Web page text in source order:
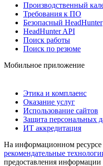
Производственный
Требования к ПО
Безопасный HeadHunter
HeadHunter API
Поиск работы
Поиск по резюме
Мобильное приложение
Этика и комплаенс
Оказание услуг
Использование сайтов
Защита персональных
ИТ аккредитация
На информационном ресурсе
рекомендательные
предоставления информации